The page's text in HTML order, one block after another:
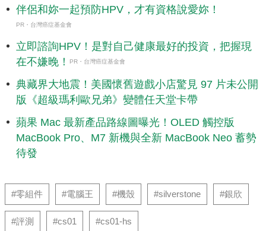
伴侶和妳一起預防HPV，才有資格說愛妳！
PR・台灣癌症基金會
立即諮詢HPV！是對自己健康最好的投資，把握現
在不嫌晚！
PR・台灣癌症基金會
典藏界大地震！美國懷舊遊戲小店驚見 97 片未公開
版《超級瑪利歐兄弟》變體任天堂卡帶
蘋果 Mac 最新產品路線圖曝光！OLED 觸控版
MacBook Pro、M7 新機與全新 MacBook Neo 蓄勢
待發
#零組件 #電腦王 #機殼 #silverstone #銀欣
#評測 #cs01 #cs01-hs